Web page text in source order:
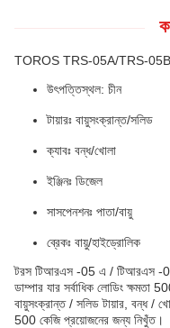
TOROS TRS-05A/TRS-05B/
উৎপত্তিস্থল: চীন
টায়ারঃ বায়ুসংক্রান্ত/সলিড
ক্যাবঃ বন্ধ/খোলা
ইঞ্জিনঃ ডিজেল
সাসপেনশনঃ পাতা/বায়ু
ব্রেকঃ বায়ু/হাইড্রোলিক
টরস টিআরএস -05 এ / টিআরএস -05
ডাম্পার যার সর্বাধিক লোডিং ক্ষমতা
বায়ুসংক্রান্ত / সলিড টায়ার, বন্ধ /
500 কেজি প্রয়োজনের জন্য নিখুঁত।